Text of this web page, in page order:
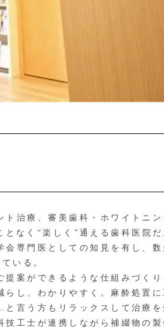
治療、審美歯科・ホワイトニン
なく“楽しく”通える歯科医院だ
専門医としての知見を有し、数
いる。
案ができるような仕組みづくり
し、わかりやすく。麻酔処置に
言う方もリラックスして治療を
工士が連携しながら補綴物の製